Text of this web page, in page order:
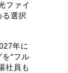
ファイ
る選択
年に
“フル
社員も